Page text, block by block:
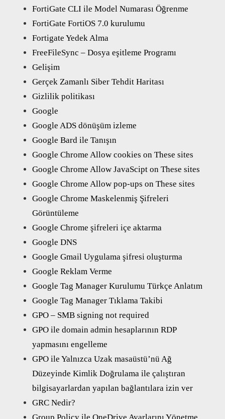
FortiGate CLI ile Model Numarası Öğrenme
FortiGate FortiOS 7.0 kurulumu
Fortigate Yedek Alma
FreeFileSync – Dosya eşitleme Programı
Gelişim
Gerçek Zamanlı Siber Tehdit Haritası
Gizlilik politikası
Google
Google ADS dönüşüm izleme
Google Bard ile Tanışın
Google Chrome Allow cookies on These sites
Google Chrome Allow JavaScipt on These sites
Google Chrome Allow pop-ups on These sites
Google Chrome Maskelenmiş Şifreleri
Görüntüleme
Google Chrome şifreleri içe aktarma
Google DNS
Google Gmail Uygulama şifresi oluşturma
Google Reklam Verme
Google Tag Manager Kurulumu Türkçe Anlatım
Google Tag Manager Tıklama Takibi
GPO – SMB signing not required
GPO ile domain admin hesaplarının RDP
yapmasını engelleme
GPO ile Yalnızca Uzak masaüstü’nü Ağ
Düzeyinde Kimlik Doğrulama ile çalıştıran
bilgisayarlardan yapılan bağlantılara izin ver
GRC Nedir?